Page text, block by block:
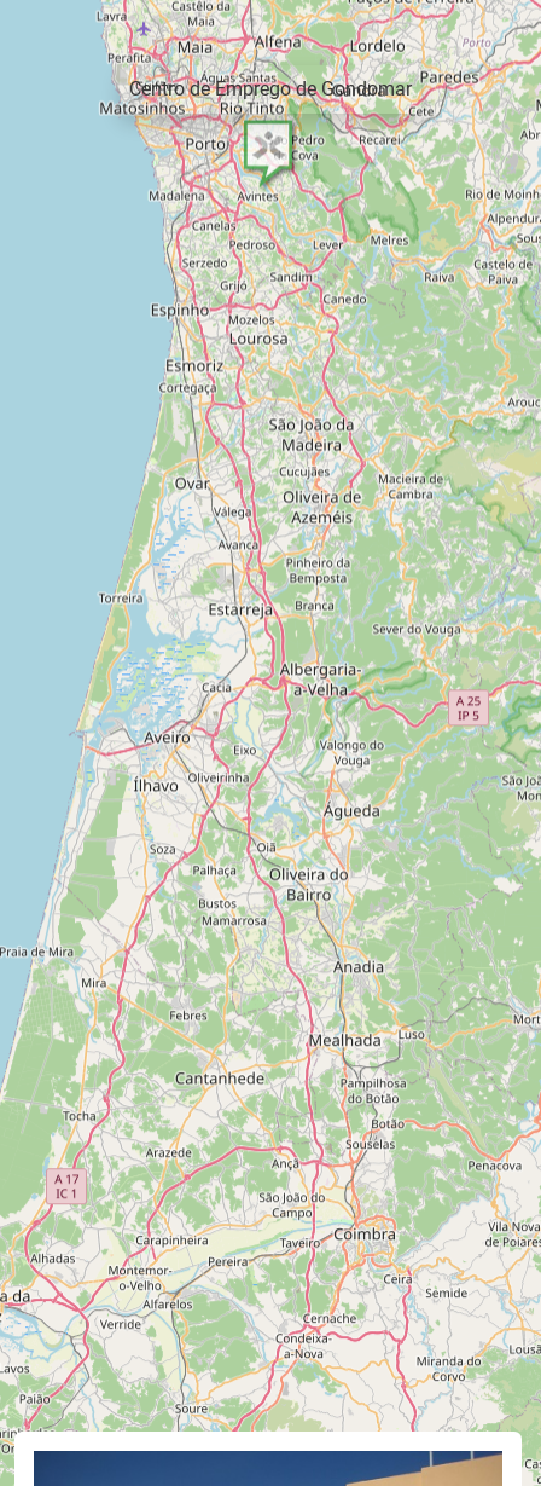
Centro de Emprego de Gondomar